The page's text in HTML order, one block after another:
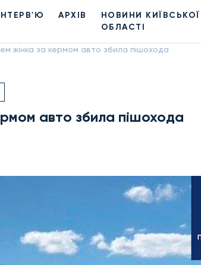
АРХІВ
НОВИНИ КИЇВСЬКОЇ
ОБЛАСТІ
жінка за кермом авто збила пішохода
авто збила пішохода